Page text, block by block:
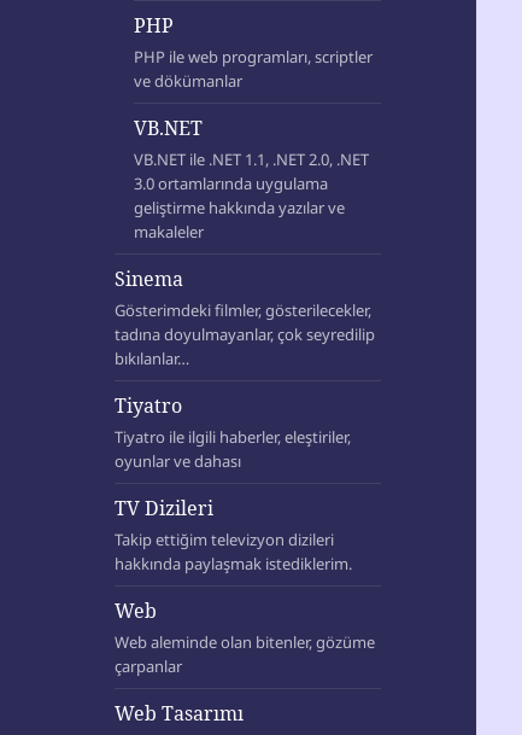
PHP
PHP ile web programları, scriptler
ve dökümanlar
VB.NET
VB.NET ile .NET 1.1, .NET 2.0, .NET
3.0 ortamlarında uygulama
geliştirme hakkında yazılar ve
makaleler
Sinema
Gösterimdeki filmler, gösterilecekler,
tadına doyulmayanlar, çok seyredilip
bıkılanlar…
Tiyatro
Tiyatro ile ilgili haberler, eleştiriler,
oyunlar ve dahası
TV Dizileri
Takip ettiğim televizyon dizileri
hakkında paylaşmak istediklerim.
Web
Web aleminde olan bitenler, gözüme
çarpanlar
Web Tasarımı